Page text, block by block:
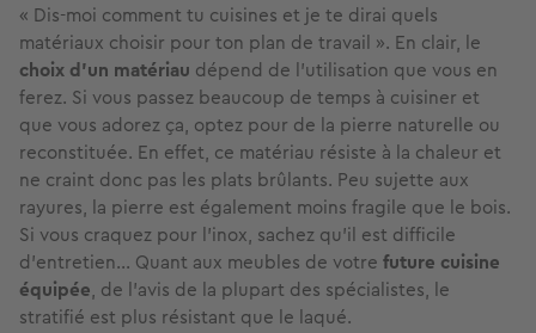
« Dis-moi comment tu cuisines et je te dirai quels
matériaux choisir pour ton plan de travail ». En clair, le
choix d’un matériau dépend de l’utilisation que vous en
ferez. Si vous passez beaucoup de temps à cuisiner et
que vous adorez ça, optez pour de la pierre naturelle ou
reconstituée. En effet, ce matériau résiste à la chaleur et
ne craint donc pas les plats brûlants. Peu sujette aux
rayures, la pierre est également moins fragile que le bois.
Si vous craquez pour l’inox, sachez qu’il est difficile
d’entretien… Quant aux meubles de votre future cuisine
équipée, de l’avis de la plupart des spécialistes, le
stratifié est plus résistant que le laqué.